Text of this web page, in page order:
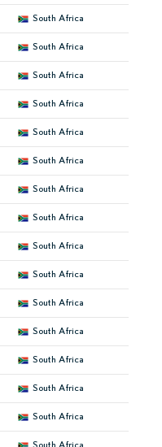
South Africa
South Africa
South Africa
South Africa
South Africa
South Africa
South Africa
South Africa
South Africa
South Africa
South Africa
South Africa
South Africa
South Africa
South Africa
South Africa